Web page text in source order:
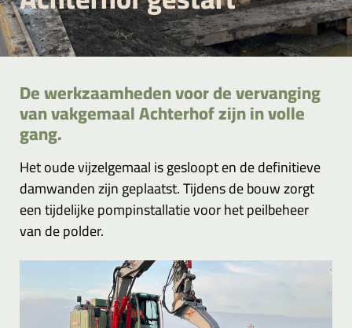
De werkzaamheden voor de vervanging
van vakgemaal Achterhof zijn in volle
gang.
Het oude vijzelgemaal is gesloopt en de definitieve
damwanden zijn geplaatst. Tijdens de bouw zorgt
een tijdelijke pompinstallatie voor het peilbeheer
van de polder.